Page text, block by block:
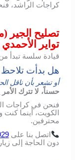
كراجات الراشد،
تصليح الجير
تواير الأحمدي
قيادة سلسة تبدأ
هل بدأت
أو تشعر بأن ناقل
حسناً، لا تترك الأمر
فنحن في كراجات
الكويت، أينما
محترفين.
اتصل بنا على
دون
الحاجة إلى